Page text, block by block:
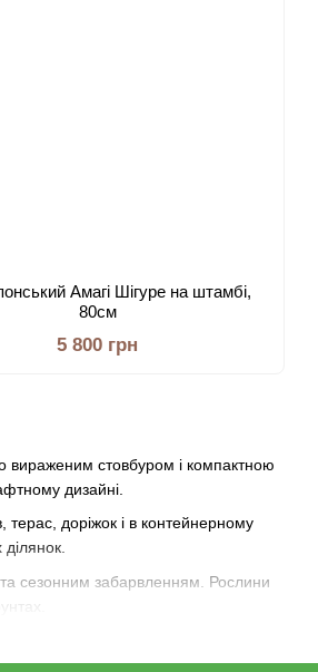
вираженим стовбуром і компактною
дизайні.
терас, доріжок і в контейнерному
та сезонним забарвленням. Рослини
Амагі Шігуре на штамбі,
80см
5 800 грн